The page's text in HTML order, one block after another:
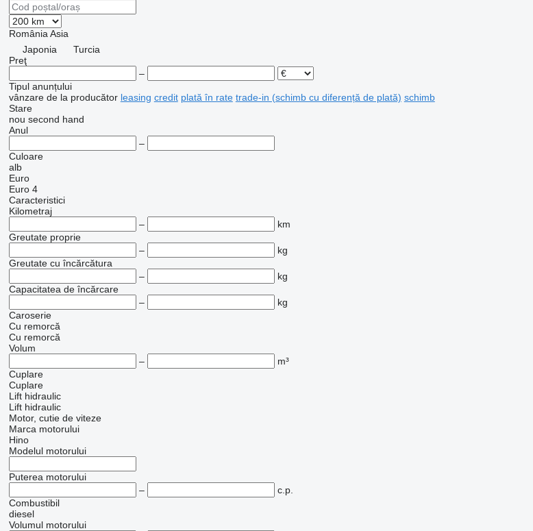
România Asia
Japonia
Turcia
Preţ
–
Tipul anunțului
vânzare de la producător leasing credit plată în rate trade-in (schimb cu diferență de plată) schimb
Stare
nou second hand
Anul
–
Culoare
alb
Euro
Euro 4
Caracteristici
Kilometraj
–
km
Greutate proprie
–
kg
Greutate cu încărcătura
–
kg
Capacitatea de încărcare
–
kg
Caroserie
Cu remorcă
Cu remorcă
Volum
–
m³
Cuplare
Cuplare
Lift hidraulic
Lift hidraulic
Motor, cutie de viteze
Marca motorului
Hino
Modelul motorului
Puterea motorului
–
c.p.
Combustibil
diesel
Volumul motorului